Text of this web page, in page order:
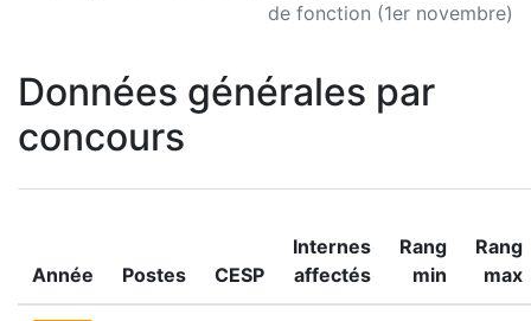
de fonction (1er novembre)
Données générales par
concours
Année Postes CESP
Internes
affectés
Rang
min
Rang
max